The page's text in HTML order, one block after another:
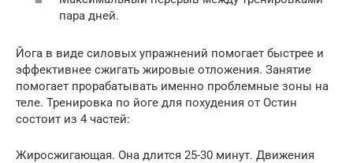
пара дней.
Йога в виде силовых упражнений помогает быстрее и
эффективнее сжигать жировые отложения. Занятие
помогает прорабатывать именно проблемные зоны на
теле. Тренировка по йоге для похудения от Остин
состоит из 4 частей:
Жиросжигающая. Она длится 25-30 минут. Движения